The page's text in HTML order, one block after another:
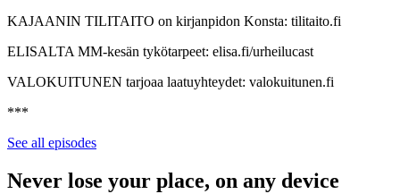
KAJAANIN TILITAITO on kirjanpidon Konsta: tilitaito.fi
ELISALTA MM-kesän tykötarpeet: elisa.fi/urheilucast
VALOKUITUNEN tarjoaa laatuyhteydet: valokuitunen.fi
***
See all episodes
Never lose your place, on any device